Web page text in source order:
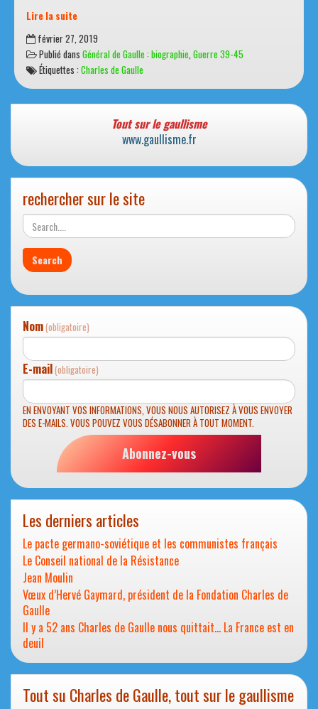
Lire la suite
Le
droit
de
vote
accordé
aux
février 27, 2019
Publié dans Général de Gaulle : biographie,Guerre 39-45
Étiquettes :Charles de Gaulle
Tout sur le gaullisme
www.gaullisme.fr
rechercher sur le site
Nom(obligatoire)
E-mail(obligatoire)
EN ENVOYANT VOS INFORMATIONS, VOUS NOUS AUTORISEZ À VOUS ENVOYER
DES E-MAILS. VOUS POUVEZ VOUS DÉSABONNER À TOUT MOMENT.
Abonnez-vous
Les derniers articles
Le pacte germano-soviétique et les communistes français
Le Conseil national de la Résistance
Jean Moulin
Vœux d’Hervé Gaymard, président de la Fondation Charles de
Gaulle
Il y a 52 ans Charles de Gaulle nous quittait… La France est en
deuil
Tout su Charles de Gaulle, tout sur le gaullisme